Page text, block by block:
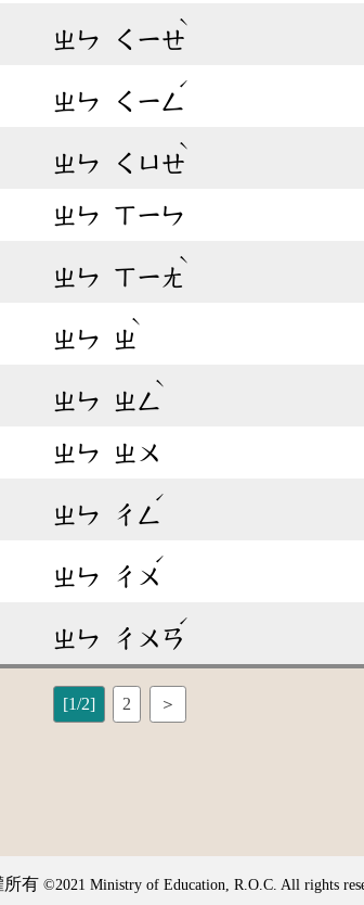
ㄓㄣ ㄑㄧㄝ
ˋ
ㄓㄣ ㄑㄧㄥ
ˊ
ㄓㄣ ㄑㄩㄝ
ˋ
ㄓㄣ ㄒㄧㄣ
ㄓㄣ ㄒㄧㄤ
ˋ
ㄓㄣ ㄓ
ˋ
ㄓㄣ ㄓㄥ
ˋ
ㄓㄣ ㄓㄨ
ㄓㄣ ㄔㄥ
ˊ
ㄓㄣ ㄔㄨ
ˊ
ㄓㄣ ㄔㄨㄢ
ˊ
[1/2] 2 ＞
所有 ©2021 Ministry of Education, R.O.C. All rights